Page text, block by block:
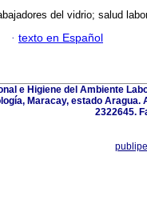
del vidrio; salud
· texto en Español
e Higiene del Ambiente
Maracay, estado Aragua.
2322645.